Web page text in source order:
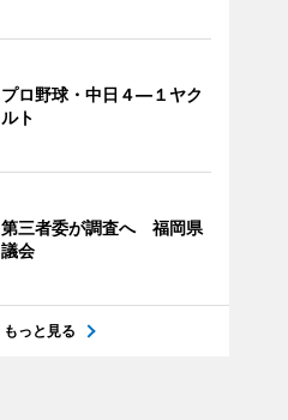
プロ野球・中日４―１ヤク
ルト
第三者委が調査へ 福岡県
議会
もっと見る